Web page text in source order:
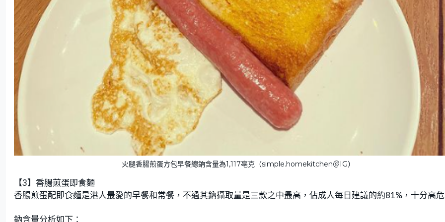
火腿香腸煎蛋方包早餐總鈉含量為1,117亳克（simple.homekitchen＠IG）
【3】香腸煎蛋即食麵
香腸煎蛋配即食麵是港人最愛的早餐和常餐，不過其鈉攝取量是三款之中最高，佔成人每日建議的約81%，十分高
鈉含量分析如下：